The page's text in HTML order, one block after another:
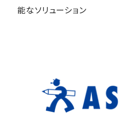
能なソリューション